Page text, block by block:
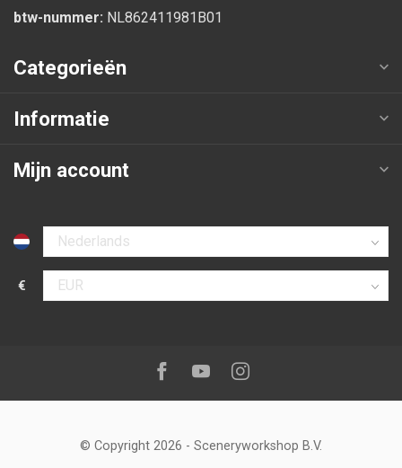
btw-nummer: NL862411981B01
Categorieën
Informatie
Mijn account
Selecteer taal
€
Selecteer valuta
Volg ons op:Facebook
YoutubeInstagram
© Copyright 2026 - Sceneryworkshop B.V.